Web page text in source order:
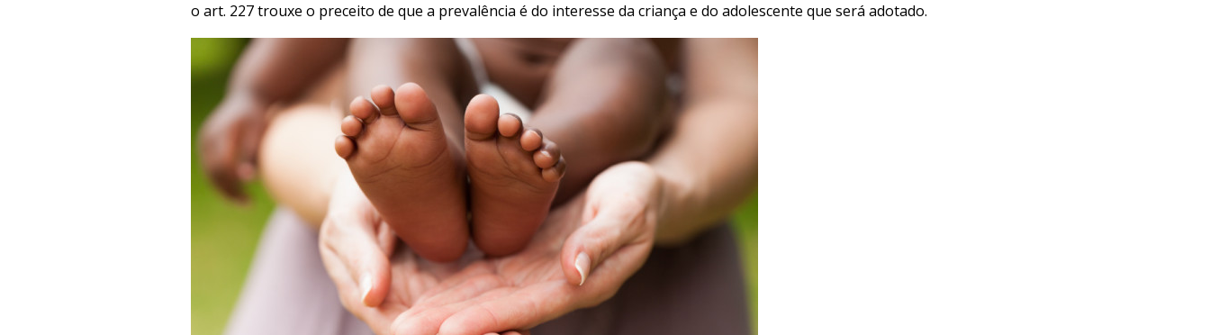
o art. 227 trouxe o preceito de que a prevalência é do interesse da criança e do adolescente que será adotado.